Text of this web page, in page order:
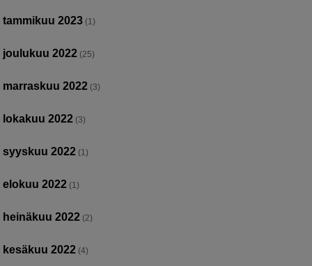
tammikuu 2023 (1)
joulukuu 2022 (25)
marraskuu 2022 (3)
lokakuu 2022 (3)
syyskuu 2022 (1)
elokuu 2022 (1)
heinäkuu 2022 (2)
kesäkuu 2022 (4)